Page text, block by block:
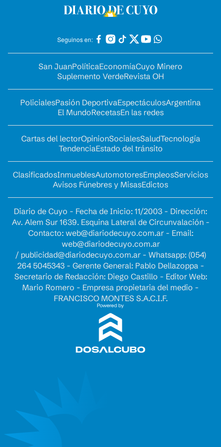
Seguinos en:
San JuanPolíticaEconomíaCuyo Minero
Suplemento VerdeRevista OH
PolicialesPasión DeportivaEspectáculosArgentina
El MundoRecetasEn las redes
Cartas del lectorOpinionSocialesSaludTecnología
TendenciaEstado del tránsito
ClasificadosInmueblesAutomotoresEmpleosServicios
Avisos Fúnebres y MisasEdictos
Diario de Cuyo - Fecha de Inicio: 11/2003 - Dirección:
Av. Alem Sur 1639. Esquina Lateral de Circunvalación -
Contacto: web@diariodecuyo.com.ar- Email:
web@diariodecuyo.com.ar
/ publicidad@diariodecuyo.com.ar- Whatsapp: (054)
264 5045343 - Gerente General: Pablo Dellazoppa -
Secretario de Redacción: Diego Castillo - Editor Web:
Mario Romero - Empresa propietaria del medio -
FRANCISCO MONTES S.A.C.I.F.